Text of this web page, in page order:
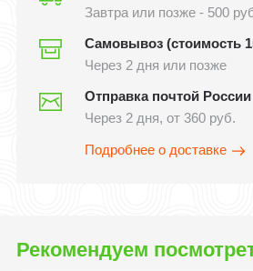
Завтра или позже - 500
Самовывоз (стоимость
Через 2 дня или позже
Отправка почтой России
Через 2 дня, от 360 руб.
Подробнее о доставке
Рекомендуем